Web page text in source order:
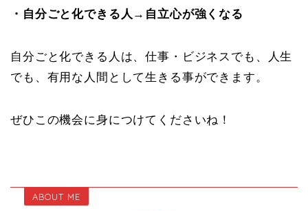
・自分ごと化できる人→自立心が強くなる
自分ごと化できる人は、仕事・ビジネスでも、人生
でも、有用な人間として生きる事ができます。
ぜひこの機会に身につけてくださいね！
ABOUT ME